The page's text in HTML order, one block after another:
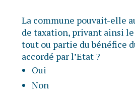
La commune pouvait-elle
de taxation, privant ainsi
tout ou partie du bénéfice
accordé par l’Etat ?
Oui
Non